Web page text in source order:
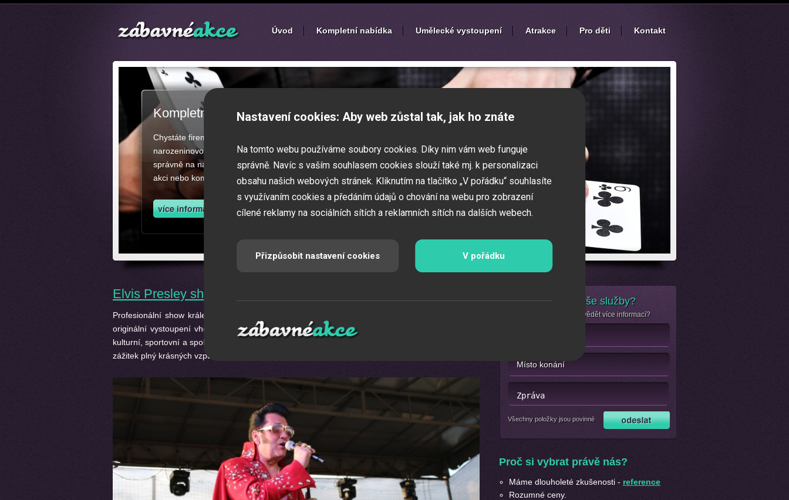
Úvod Kompletní nabídka Umělecké vystoupení Atrakce Pro děti Kontakt
Kompletní zajištěnízábavných akcí
Chystáte firemní akci, večírek nebo ples? Připravujete svatbu,
narozeninovou oslavu či zábavné představení pro děti? Pak jste
správně na našich stránkách. Zajistíme Vám jednotlivé umělce na Vaši
akci nebo kompletní zajištění zábavných a firemních akcí.
Elvis Presley show
Profesionální show krále rock&rollu
originální vystoupení vhodné na firemní akce, plesy, svatby, módní přehlídky, městské slavnosti,
kulturní, sportovní a společenské akce všeho druhu. Elvise Presley udělá na Vaši akci neuvěřitelný
zážitek plný krásných vzpomínek.
Máte zájem o naše služby?
Nebo se jen chcete dozvědět více informací?
Všechny položky jsou povinné
Proč si vybrat právě nás?
Máme dlouholeté zkušenosti - reference
Rozumné ceny.
Nastavení cookies: Aby web zůstal tak, jak ho znáte
Na tomto webu používáme soubory cookies. Díky nim vám web funguje
správně. Navíc s vaším souhlasem cookies slouží také mj. k personalizaci
obsahu našich webových stránek. Kliknutím na tlačítko „V pořádku“ souhlasíte
s využívaním cookies a předáním údajů o chování na webu pro zobrazení
cílené reklamy na sociálních sítích a reklamních sítích na dalších webech.
Přizpůsobit nastavení cookies V pořádku